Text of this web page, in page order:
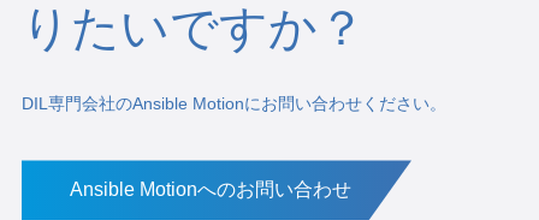
りたいですか？
DIL専門会社のAnsible Motionにお問い合わせください。
Ansible Motionへのお問い合わせ